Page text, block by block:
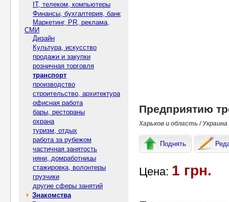
IT, телеком, компьютеры
Финансы, бухгалтерия, банк
Маркетинг, PR, реклама,
СМИ
Дизайн
Культура, искусство
продажи и закупки
розничная торговля
транспорт
производство
строительство, архитектура
офисная работа
бары, рестораны
охрана
туризм, отдых
работа за рубежом
частичная занятость
няни, домработницы
стажировка, волонтеры
грузчики
другие сферы занятий
Знакомства
Предприятию
Харьков и область / Украина
Поднять
Цена: 1 грн.